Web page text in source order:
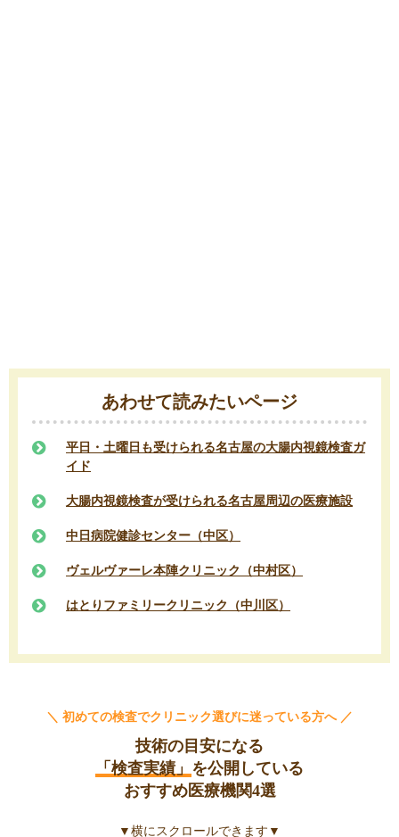
あわせて読みたいページ
平日・土曜日も受けられる名古屋の大腸内視鏡検査ガ
イド
大腸内視鏡検査が受けられる名古屋周辺の医療施設
中日病院健診センター（中区）
ヴェルヴァーレ本陣クリニック（中村区）
はとりファミリークリニック（中川区）
＼ 初めての検査でクリニック選びに迷っている方へ ／
技術の目安になる
「検査実績」 を公開している
おすすめ医療機関4選
▼横にスクロールできます▼